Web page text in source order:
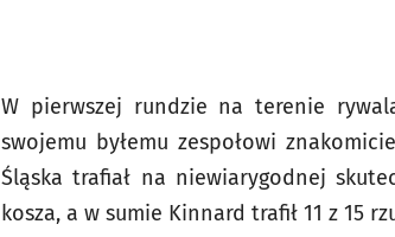
W pierwszej rundzie na terenie
swojemu byłemu zespołowi
Śląska trafiał na niewiarygodnej
kosza, a w sumie Kinnard trafił 11 z 15